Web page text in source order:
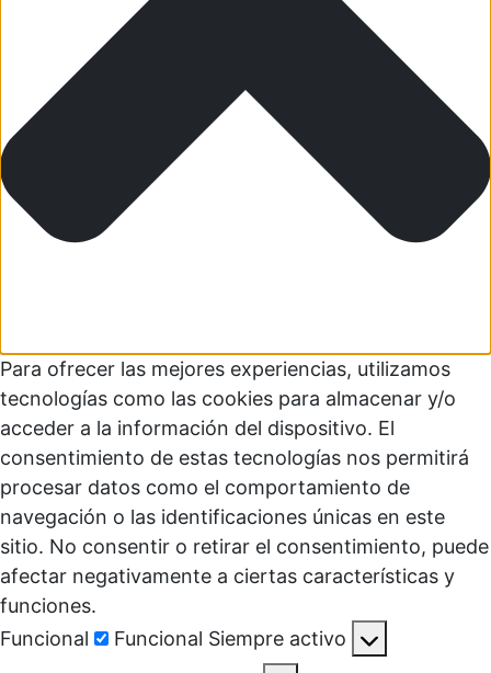
Para ofrecer las mejores experiencias, utilizamos
tecnologías como las cookies para almacenar y/o
acceder a la información del dispositivo. El
consentimiento de estas tecnologías nos permitirá
procesar datos como el comportamiento de
navegación o las identificaciones únicas en este
sitio. No consentir o retirar el consentimiento, puede
afectar negativamente a ciertas características y
funciones.
Funcional
Funcional Siempre activo